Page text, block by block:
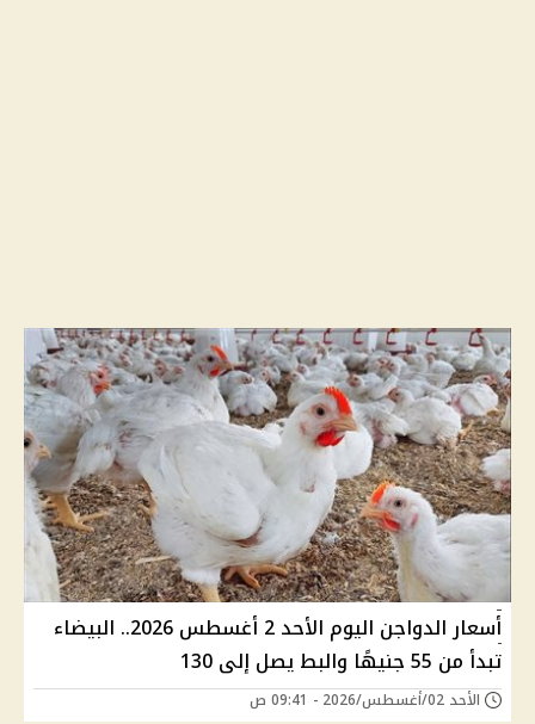
أسعار الدواجن اليوم الأحد 2 أغسطس 2026.. البيضاء
تبدأ من 55 جنيهًا والبط يصل إلى 130
الأحد 02/أغسطس/2026 - 09:41 ص